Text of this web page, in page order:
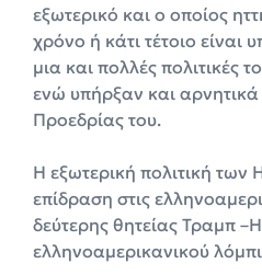
εξωτερικό και ο οποίος
χρόνο ή κάτι τέτοιο είναι
μια και πολλές πολιτικές
ενώ υπήρξαν και αρνητικά
Προεδρίας του.
Η εξωτερική πολιτική των
επίδραση στις
δεύτερης θητείας Τραμπ
ελληνοαμερικανικού